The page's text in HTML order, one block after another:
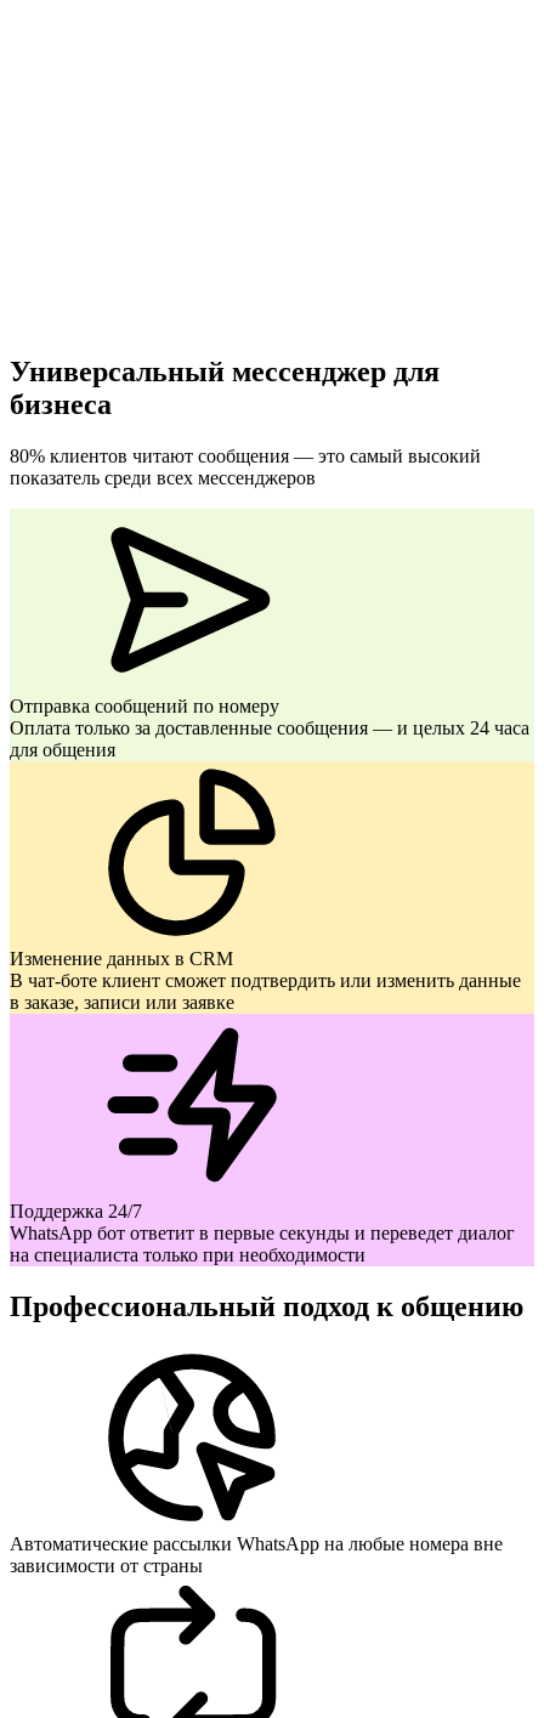
Универсальный мессенджер для
бизнеса
80% клиентов читают сообщения — это самый высокий
показатель среди всех мессенджеров
Отправка сообщений по номеру
Оплата только за доставленные сообщения — и целых 24 часа
для общения
Изменение данных в CRM
В чат-боте клиент сможет подтвердить или изменить данные
в заказе, записи или заявке
Поддержка 24/7
WhatsApp бот ответит в первые секунды и переведет диалог
на специалиста только при необходимости
Профессиональный подход к общению
Автоматические рассылки WhatsApp на любые номера вне
зависимости от страны